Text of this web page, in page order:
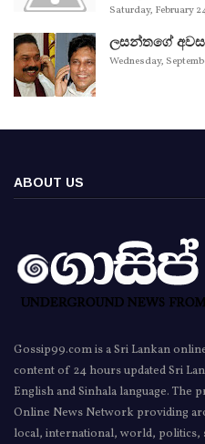
Saturday, February
ලසන්තගේ
Wednesday,
ABOUT US
Gossip99.com is a Sri Lankan
content of 24 hours updated Sri
English and Sinhala language. The
Online News Network providing
local, international, world,